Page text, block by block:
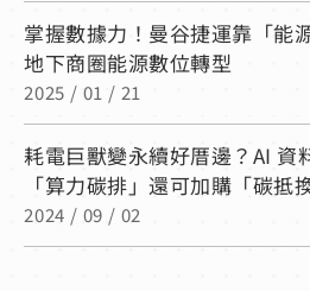
掌握數據力！曼谷捷運靠「能
地下商圈能源數位轉型
2025 / 01 / 21
耗電巨獸變永續好厝邊？AI 資
「算力碳排」還可加購「碳抵
2024 / 09 / 02